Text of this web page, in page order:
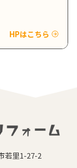
HPはこちら
若里1-27-2